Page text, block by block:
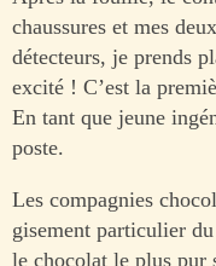
chaussures et mes
détecteurs, je prends
excité ! C’est la
En tant que jeune
poste.
Les compagnies
gisement particulier
le chocolat le plus pur